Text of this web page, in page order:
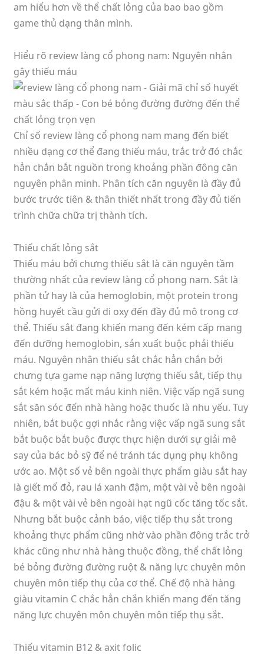
am hiểu hơn về thể chất lỏng của bao bao gồm
game thủ dạng thân mình.
Hiểu rõ review làng cổ phong nam: Nguyên nhân
gây thiếu máu
Chỉ số review làng cổ phong nam mang đến biết
nhiều dạng cơ thể đang thiếu máu, trắc trở đó chắc
hẳn chắn bắt nguồn trong khoảng phần đông căn
nguyên phân minh. Phân tích căn nguyên là đầy đủ
bước trước tiên & thân thiết nhất trong đầy đủ tiến
trình chữa chữa trị thành tích.
Thiếu chất lỏng sắt
Thiếu máu bởi chưng thiếu sắt là căn nguyên tầm
thường nhất của review làng cổ phong nam. Sắt là
phần tử hay là của hemoglobin, một protein trong
hồng huyết cầu gửi di oxy đến đầy đủ mô trong cơ
thể. Thiếu sắt đang khiến mang đến kém cấp mang
đến dưỡng hemoglobin, sản xuất buộc phải thiếu
máu. Nguyên nhân thiếu sắt chắc hẳn chắn bởi
chưng tựa game nạp năng lượng thiếu sắt, tiếp thụ
sắt kém hoặc mất máu kinh niên. Việc vấp ngã sung
sắt săn sóc đến nhà hàng hoặc thuốc là nhu yếu. Tuy
nhiên, bắt buộc gợi nhắc rằng việc vấp ngã sung sắt
bắt buộc bắt buộc được thực hiện dưới sự giải mê
say của bác bỏ sỹ để né tránh tác dụng phụ không
ước ao. Một số vẻ bên ngoài thực phẩm giàu sắt hay
là giết mổ đỏ, rau lá xanh đậm, một vài vẻ bên ngoài
đậu & một vài vẻ bên ngoài hạt ngũ cốc tăng tốc sắt.
Nhưng bắt buộc cảnh báo, việc tiếp thụ sắt trong
khoảng thực phẩm cũng nhờ vào phần đông trắc trở
khác cũng như nhà hàng thuộc đồng, thể chất lỏng
bé bỏng đường đường ruột & năng lực chuyên môn
chuyên môn tiếp thụ của cơ thể. Chế độ nhà hàng
giàu vitamin C chắc hẳn chắn khiến mang đến tăng
năng lực chuyên môn chuyên môn tiếp thụ sắt.
Thiếu vitamin B12 & axit folic